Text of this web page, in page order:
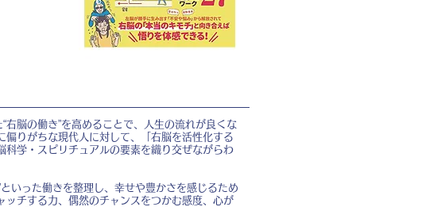
脳の働き”を高めることで、人生の流れが良くな
りがちな現代人に対して、「右脳を活性化する
学・スピリチュアルの要素を織り交ぜながらわ
といった働きを整理し、幸せや豊かさを感じるため
チする力、偶然のチャンスをつかむ感度、心が